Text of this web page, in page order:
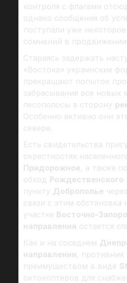
контроля с флагами
однако сообщения об
поступали уже
сомнений в
Стараясь задержать
«Востока» украинские
прекращают попыток
забрасывания все новых
лесополосы в сторону
Особенно активно они
севере.
Есть свидетельства
окрестностях
Придорожное, а также
обход Рождественского
пункту Доброполье
связи с этим обстановка
участке Восточно-
направления остается
Как и на соседнем
направлении, противник
преимуществом в виде
октокоптеров для